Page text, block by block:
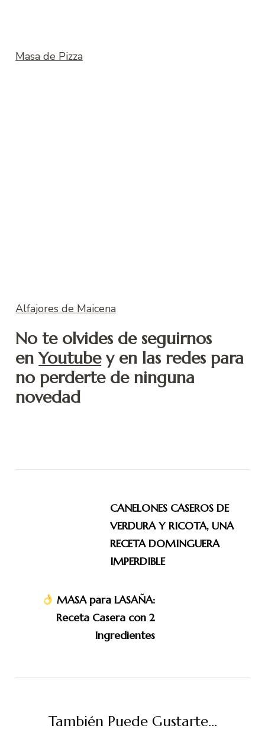
Masa de Pizza
Alfajores de Maicena
No te olvides de seguirnos
enYoutubey en las redes para
no perderte de ninguna
novedad
CANELONES CASEROS DE
VERDURA Y RICOTA, UNA
RECETA DOMINGUERA
IMPERDIBLE
MASA para LASAÑA:
Receta Casera con 2
Ingredientes
También Puede Gustarte...